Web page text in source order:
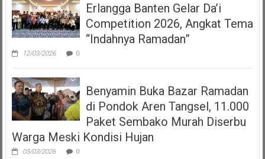
Erlangga Banten Gelar Da’i
Competition 2026, Angkat Tema
“Indahnya Ramadan”
12/03/2026 0
Benyamin Buka Bazar Ramadan
di Pondok Aren Tangsel, 11.000
Paket Sembako Murah Diserbu
Warga Meski Kondisi Hujan
05/03/2026 0